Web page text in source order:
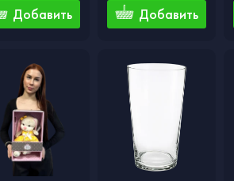
Добавить Добавить